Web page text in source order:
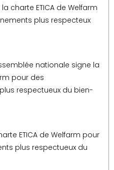
charte ETICA de Welfarm
plus respecteux
nationale signe la
pour des
respectueux du bien-
ETICA de Welfarm pour
plus respectueux du